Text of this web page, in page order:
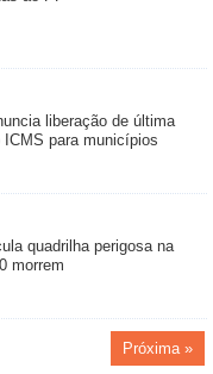
liberação de última
para municípios
quadrilha perigosa na
morrem
Próxima »